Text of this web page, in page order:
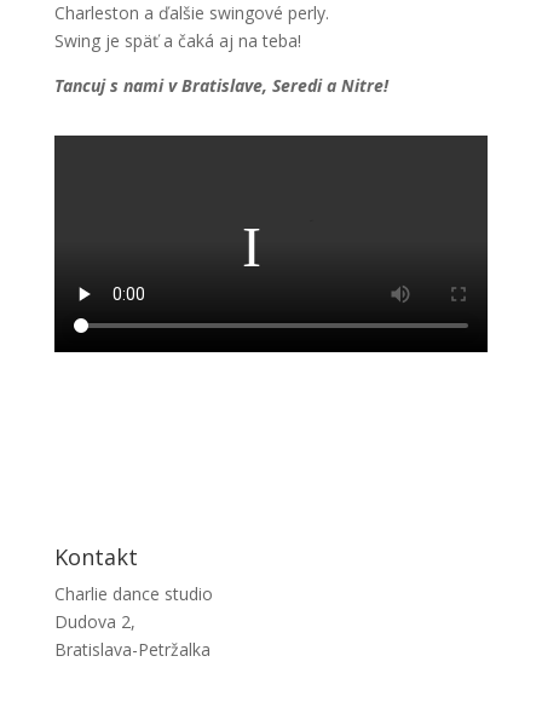
Charleston a ďalšie swingové perly.
Swing je späť a čaká aj na teba!
Tancuj s nami v Bratislave, Seredi a Nitre!
Kontakt
Charlie dance studio
Dudova 2,
Bratislava-Petržalka